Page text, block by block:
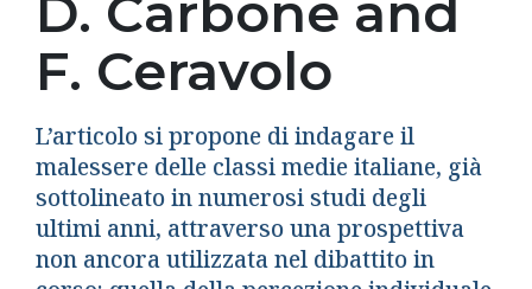
F. Ceravolo
L’articolo si propone di indagare il
malessere delle classi medie italiane, già
sottolineato in numerosi studi degli
ultimi anni, attraverso una prospettiva
non ancora utilizzata nel dibattito in